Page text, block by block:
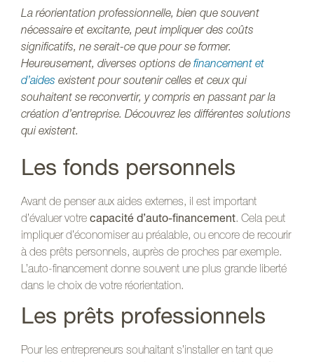
La réorientation professionnelle, bien que souvent
nécessaire et excitante, peut impliquer des coûts
significatifs, ne serait-ce que pour se former.
Heureusement, diverses options de financement et
d’aides existent pour soutenir celles et ceux qui
souhaitent se reconvertir, y compris en passant par la
création d’entreprise. Découvrez les différentes solutions
qui existent.
Les fonds personnels
Avant de penser aux aides externes, il est important
d’évaluer votre capacité d’auto-financement. Cela peut
impliquer d’économiser au préalable, ou encore de recourir
à des prêts personnels, auprès de proches par exemple.
L’auto-financement donne souvent une plus grande liberté
dans le choix de votre réorientation.
Les prêts professionnels
Pour les entrepreneurs souhaitant s’installer en tant que